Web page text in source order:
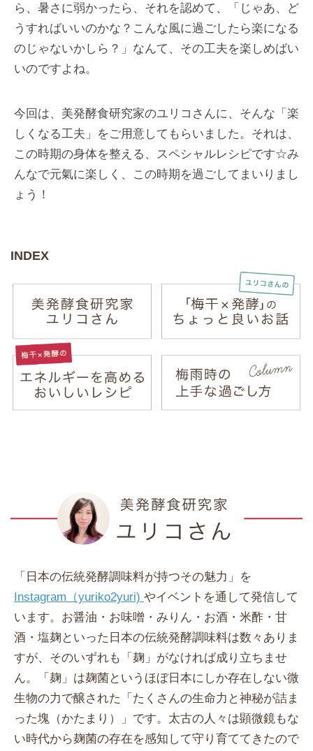
ら、暑さに弱かったら、それを認めて、「じゃあ、ど
うすればいいのかな？こんな風に過ごしたら楽になる
のじゃないかしら？」なんて、その工夫を楽しめばい
いのですよね。
今回は、美発酵食研究家のユリコさんに、そんな「楽
しくなる工夫」をご用意してもらいました。それは、
この時期の身体を整える、スペシャルレシピです☆み
んなで元氣に楽しく、この時期を過ごしてまいりまし
ょう！
INDEX
「日本の伝統発酵調味料が持つその魅力」を
Instagram（yuriko2yuri) やイベントを通して発信して
います。お醤油・お味噌・みりん・お酒・米酢・甘
酒・塩麹といった日本の伝統発酵調味料は数々ありま
すが、そのいずれも「麹」がなければ成り立ちませ
ん。「麹」は麹菌というほぼ日本にしか存在しない微
生物の力で醸された「たくさんの生命力と神秘が詰ま
った塊（かたまり）」です。太古の人々は顕微鏡もな
い時代から麹菌の存在を感知して守り育ててきたので